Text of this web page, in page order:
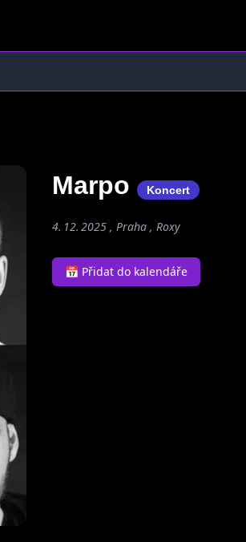
Marpo Koncert
4. 12. 2025 , Praha , Roxy
📅 Přidat do kalendáře